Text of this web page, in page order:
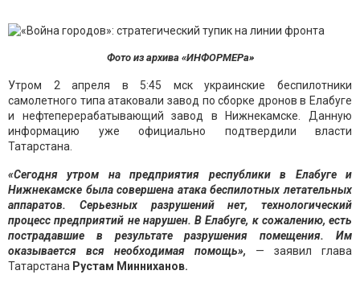
Фото из архива «ИНФОРМЕРа»
Утром 2 апреля в 5:45 мск украинские беспилотники
самолетного типа атаковали завод по сборке дронов в Елабуге
и нефтеперерабатывающий завод в Нижнекамске. Данную
информацию уже официально подтвердили власти
Татарстана.
«Сегодня утром на предприятия республики в Елабуге и
Нижнекамске была совершена атака беспилотных летательных
аппаратов. Серьезных разрушений нет, технологический
процесс предприятий не нарушен. В Елабуге, к сожалению, есть
пострадавшие в результате разрушения помещения. Им
оказывается вся необходимая помощь», — заявил глава
Татарстана Рустам Минниханов.